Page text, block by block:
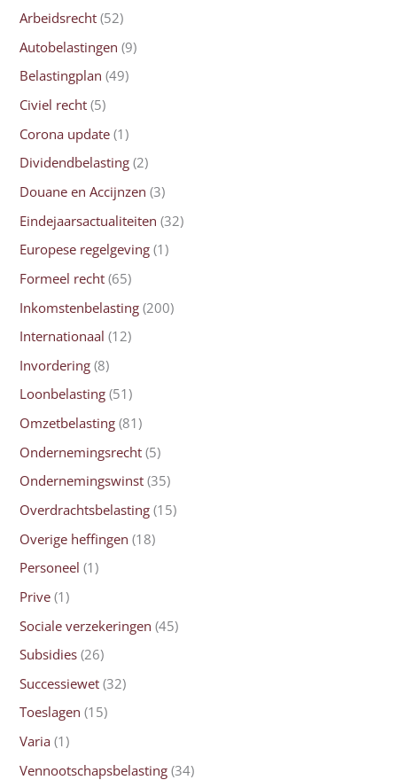
Arbeidsrecht (52)
Autobelastingen (9)
Belastingplan (49)
Civiel recht (5)
Corona update (1)
Dividendbelasting (2)
Douane en Accijnzen (3)
Eindejaarsactualiteiten (32)
Europese regelgeving (1)
Formeel recht (65)
Inkomstenbelasting (200)
Internationaal (12)
Invordering (8)
Loonbelasting (51)
Omzetbelasting (81)
Ondernemingsrecht (5)
Ondernemingswinst (35)
Overdrachtsbelasting (15)
Overige heffingen (18)
Personeel (1)
Prive (1)
Sociale verzekeringen (45)
Subsidies (26)
Successiewet (32)
Toeslagen (15)
Varia (1)
Vennootschapsbelasting (34)